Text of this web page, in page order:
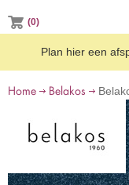
(0)
Plan hier een
Home Belakos